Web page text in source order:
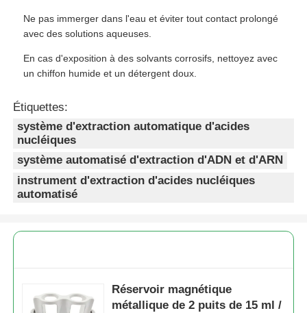
Nouvelles
Demander un devis
extraction d'acides nucléiques par perles magnétiques
Des kits d'extraction d'ADN / ARN
Purification magnétique de protéine de perles
Ne pas immerger dans l'eau et éviter tout contact prolongé
avec des solutions aqueuses.
En cas d'exposition à des solvants corrosifs, nettoyez avec
un chiffon humide et un détergent doux.
Étiquettes:
système d'extraction automatique d'acides
nucléiques
système automatisé d'extraction d'ADN et d'ARN
instrument d'extraction d'acides nucléiques
automatisé
Réservoir magnétique
métallique de 2 puits de 15 ml /